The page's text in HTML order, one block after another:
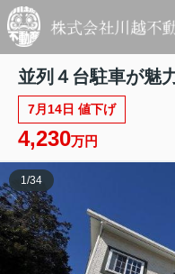
並列４台駐車が魅
7月14日 値下げ
4,230万円
1 /34